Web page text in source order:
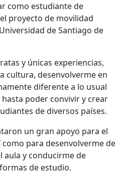
como estudiante de
proyecto de movilidad
de Santiago de
y únicas experiencias,
cultura, desenvolverme en
diferente a lo usual
poder convivir y crear
de diversos países.
un gran apoyo para el
para desenvolverme de
y conducirme de
de estudio.